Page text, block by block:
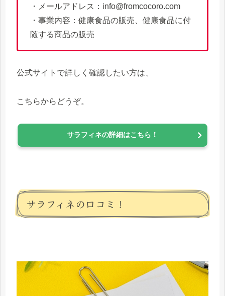
・メールアドレス：info@fromcocoro.com
・事業内容：健康食品の販売、健康食品に付
随する商品の販売
公式サイトで詳しく確認したい方は、
こちらからどうぞ。
サラフィネの詳細はこちら！
サラフィネの口コミ！